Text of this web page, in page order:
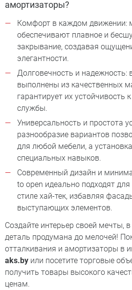
амортизаторы?
Комфорт в каждом движении:
обеспечивают плавное и
закрывание, создавая
элегантности.
Долговечность и надежность:
выполнены из качественных
гарантирует их устойчивость
службы.
Универсальность и простота
разнообразие вариантов
для любой мебели, а
специальных навыков.
Современный дизайн и
to open идеально подходят
стиле хай-тек, избавляя
выступающих элементов.
Создайте интерьер своей мечты,
деталь продумана до мелочей!
отталкивания и амортизаторы в
aks.by или посетите торговые
получить товары высокого
ценам.